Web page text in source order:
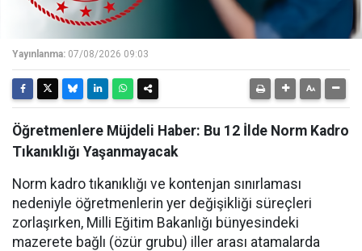
Yayınlanma: 07/08/2026 09:03
Öğretmenlere Müjdeli Haber: Bu 12 İlde Norm Kadro
Tıkanıklığı Yaşanmayacak
Norm kadro tıkanıklığı ve kontenjan sınırlaması
nedeniyle öğretmenlerin yer değişikliği süreçleri
zorlaşırken, Milli Eğitim Bakanlığı bünyesindeki
mazerete bağlı (özür grubu) iller arası atamalarda